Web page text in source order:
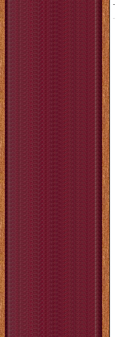
-